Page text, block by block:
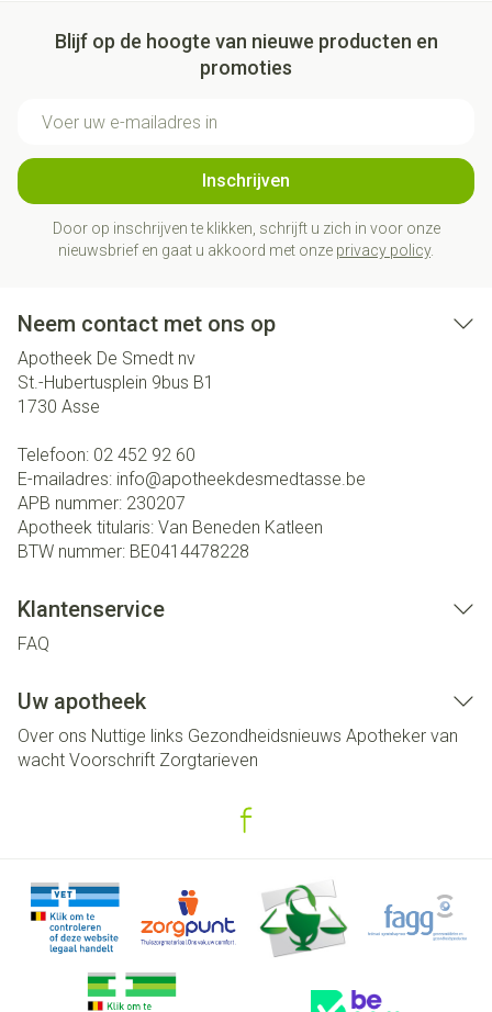
Blijf op de hoogte van nieuwe producten en
promoties
Inschrijven
Door op inschrijven te klikken, schrijft u zich in voor onze
nieuwsbrief en gaat u akkoord met onze privacy policy.
Neem contact met ons op
Apotheek De Smedt nv
St.-Hubertusplein 9bus B1
1730 Asse
Telefoon: 02 452 92 60
E-mailadres: info@apotheekdesmedtasse.be
APB nummer: 230207
Apotheek titularis: Van Beneden Katleen
BTW nummer: BE0414478228
Klantenservice
FAQ
Uw apotheek
Over ons Nuttige links Gezondheidsnieuws Apotheker van
wacht Voorschrift Zorgtarieven